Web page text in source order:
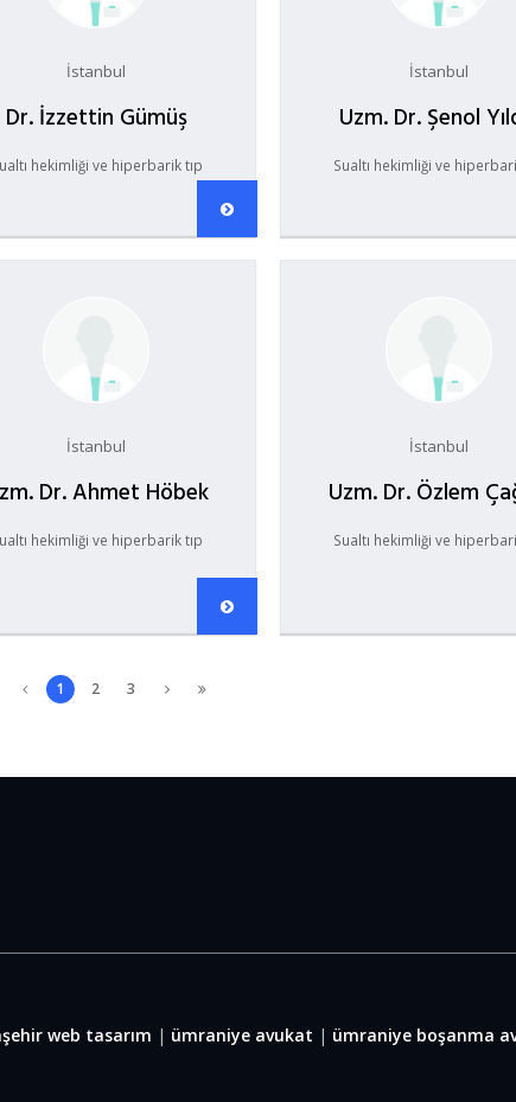
İstanbul
Dr. İzzettin Gümüş
hekimliği ve hiperbarik tıp
İstanbul
Uzm. Dr. Şenol
Sualtı hekimliği ve
İstanbul
Dr. Ahmet Höbek
hekimliği ve hiperbarik tıp
İstanbul
Uzm. Dr. Özlem
Sualtı hekimliği ve
1 2 3
web tasarım | ümraniye avukat | ümraniye boşanma